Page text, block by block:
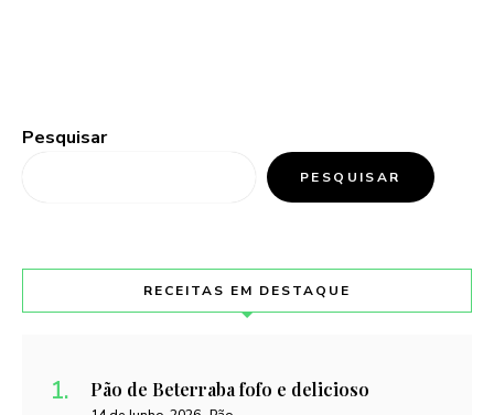
Pesquisar
PESQUISAR
RECEITAS EM DESTAQUE
Pão de Beterraba fofo e delicioso